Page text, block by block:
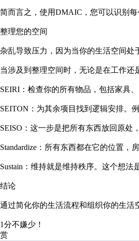
简而言之，使用DMAIC，您可以识别
整理您的空间
杂乱导致压力，因为当你的生活空间
当涉及到整理空间时，无论是在工作还
SEIRI：检查你的所有物品，包括家具
SEITON：为其余项目找到逻辑安排。
SEISO：这一步是把所有东西放回原处
Standardize：所有东西都在它的位置
Sustain：维持就是维持秩序。这个想
结论
通过简化你的生活流程和组织你的生
1分不嫌少！
赏